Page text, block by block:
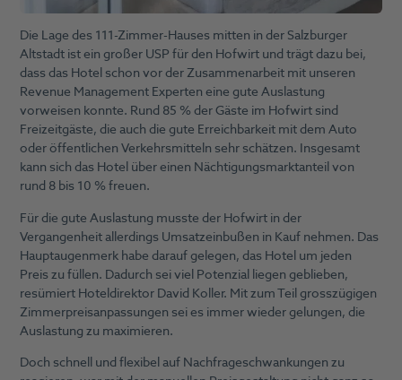
Die Lage des 111-Zimmer-Hauses mitten in der Salzburger
Altstadt ist ein großer USP für den Hofwirt und trägt dazu bei,
dass das Hotel schon vor der Zusammenarbeit mit unseren
Revenue Management Experten eine gute Auslastung
vorweisen konnte. Rund 85 % der Gäste im Hofwirt sind
Freizeitgäste, die auch die gute Erreichbarkeit mit dem Auto
oder öffentlichen Verkehrsmitteln sehr schätzen. Insgesamt
kann sich das Hotel über einen Nächtigungsmarktanteil von
rund 8 bis 10 % freuen.
Für die gute Auslastung musste der Hofwirt in der
Vergangenheit allerdings Umsatzeinbußen in Kauf nehmen. Das
Hauptaugenmerk habe darauf gelegen, das Hotel um jeden
Preis zu füllen. Dadurch sei viel Potenzial liegen geblieben,
resümiert Hoteldirektor David Koller. Mit zum Teil grosszügigen
Zimmerpreisanpassungen sei es immer wieder gelungen, die
Auslastung zu maximieren.
Doch schnell und flexibel auf Nachfrageschwankungen zu